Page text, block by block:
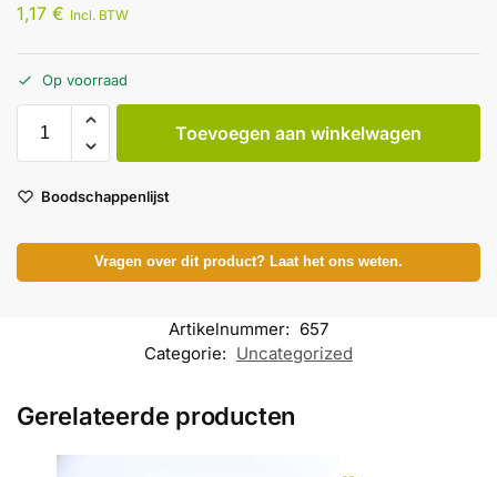
1,17 € Incl. BTW
Op voorraad
Toevoegen aan winkelwagen
Boodschappenlijst
Vragen over dit product? Laat het ons weten.
Artikelnummer: 657
Categorie: Uncategorized
Gerelateerde producten